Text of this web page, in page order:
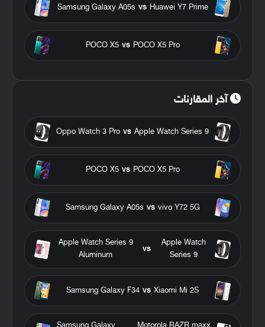
Huawei Y7 Prime
vs
Samsung Galaxy A05s
POCO X5 Pro
vs
POCO X5
آخر المقارنات
Apple Watch Series 9
vs
Oppo Watch 3 Pro
POCO X5 Pro
vs
POCO X5
vivo Y72 5G
vs
Samsung Galaxy A05s
Apple Watch
Series 9
vs
Apple Watch Series 9
Aluminum
Xiaomi Mi 2S
vs
Samsung Galaxy F34